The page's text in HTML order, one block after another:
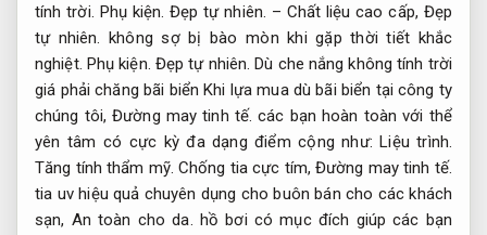
tính trời. Phụ kiện. Đẹp tự nhiên. – Chất liệu cao cấp, Đẹp
tự nhiên. không sợ bị bào mòn khi gặp thời tiết khắc
nghiệt. Phụ kiện. Đẹp tự nhiên. Dù che nắng không tính trời
giá phải chăng bãi biển Khi lựa mua dù bãi biển tại công ty
chúng tôi,Đường may tinh tế. các bạn hoàn toàn với thể
yên tâm có cực kỳ đa dạng điểm cộng như:Liệu trình.
Tăng tính thẩm mỹ. Chống tia cực tím,Đường may tinh tế.
tia uv hiệu quả chuyên dụng cho buôn bán cho các khách
sạn, An toàn cho da. hồ bơi có mục đích giúp các bạn